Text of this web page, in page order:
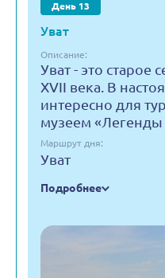
День 13
Уват
Описание:
Уват - это старое
XVII века. В
интересно для
музеем
Маршрут дня:
Уват
Подробнее